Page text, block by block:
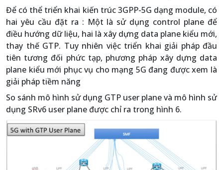
Để có thể triển khai kiến trúc 3GPP-5G dạng module, có
hai yêu cầu đặt ra : Một là sử dụng control plane để
điều hướng dữ liệu, hai là xây dựng data plane kiểu mới,
thay thế GTP. Tuy nhiên việc triển khai giải pháp đầu
tiên tương đối phức tạp, phương pháp xây dựng data
plane kiểu mới phục vụ cho mạng 5G đang được xem là
giải pháp tiềm năng
So sánh mô hình sử dụng GTP user plane và mô hình sử
dụng SRv6 user plane được chỉ ra trong hình 6.